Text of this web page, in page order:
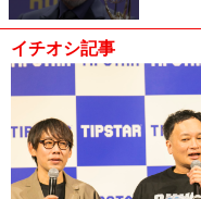
イチオシ記事